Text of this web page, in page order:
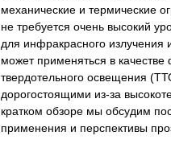
механические и термические
не требуется очень высокий
для инфракрасного излучения
может применяться в
твердотельного освещения
дорогостоящими из‑за
кратком обзоре мы обсудим
применения и перспективы